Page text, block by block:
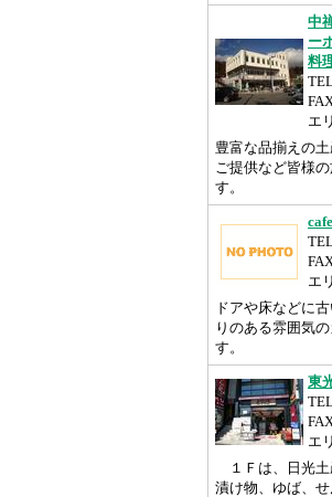
中
ー
料
エ
豊富な品揃えの
ご提供など皆様
す。
エ
ドアや床などに
りのある雰囲気
す。
東
エ
１Ｆは、日光土
漬け物、ゆば、